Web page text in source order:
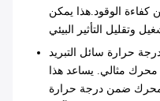
كفاءة الوقود.هذا يمكن
حرارة سائل التبريد
مثالي. يساعد هذا
ضمن درجة حرارة